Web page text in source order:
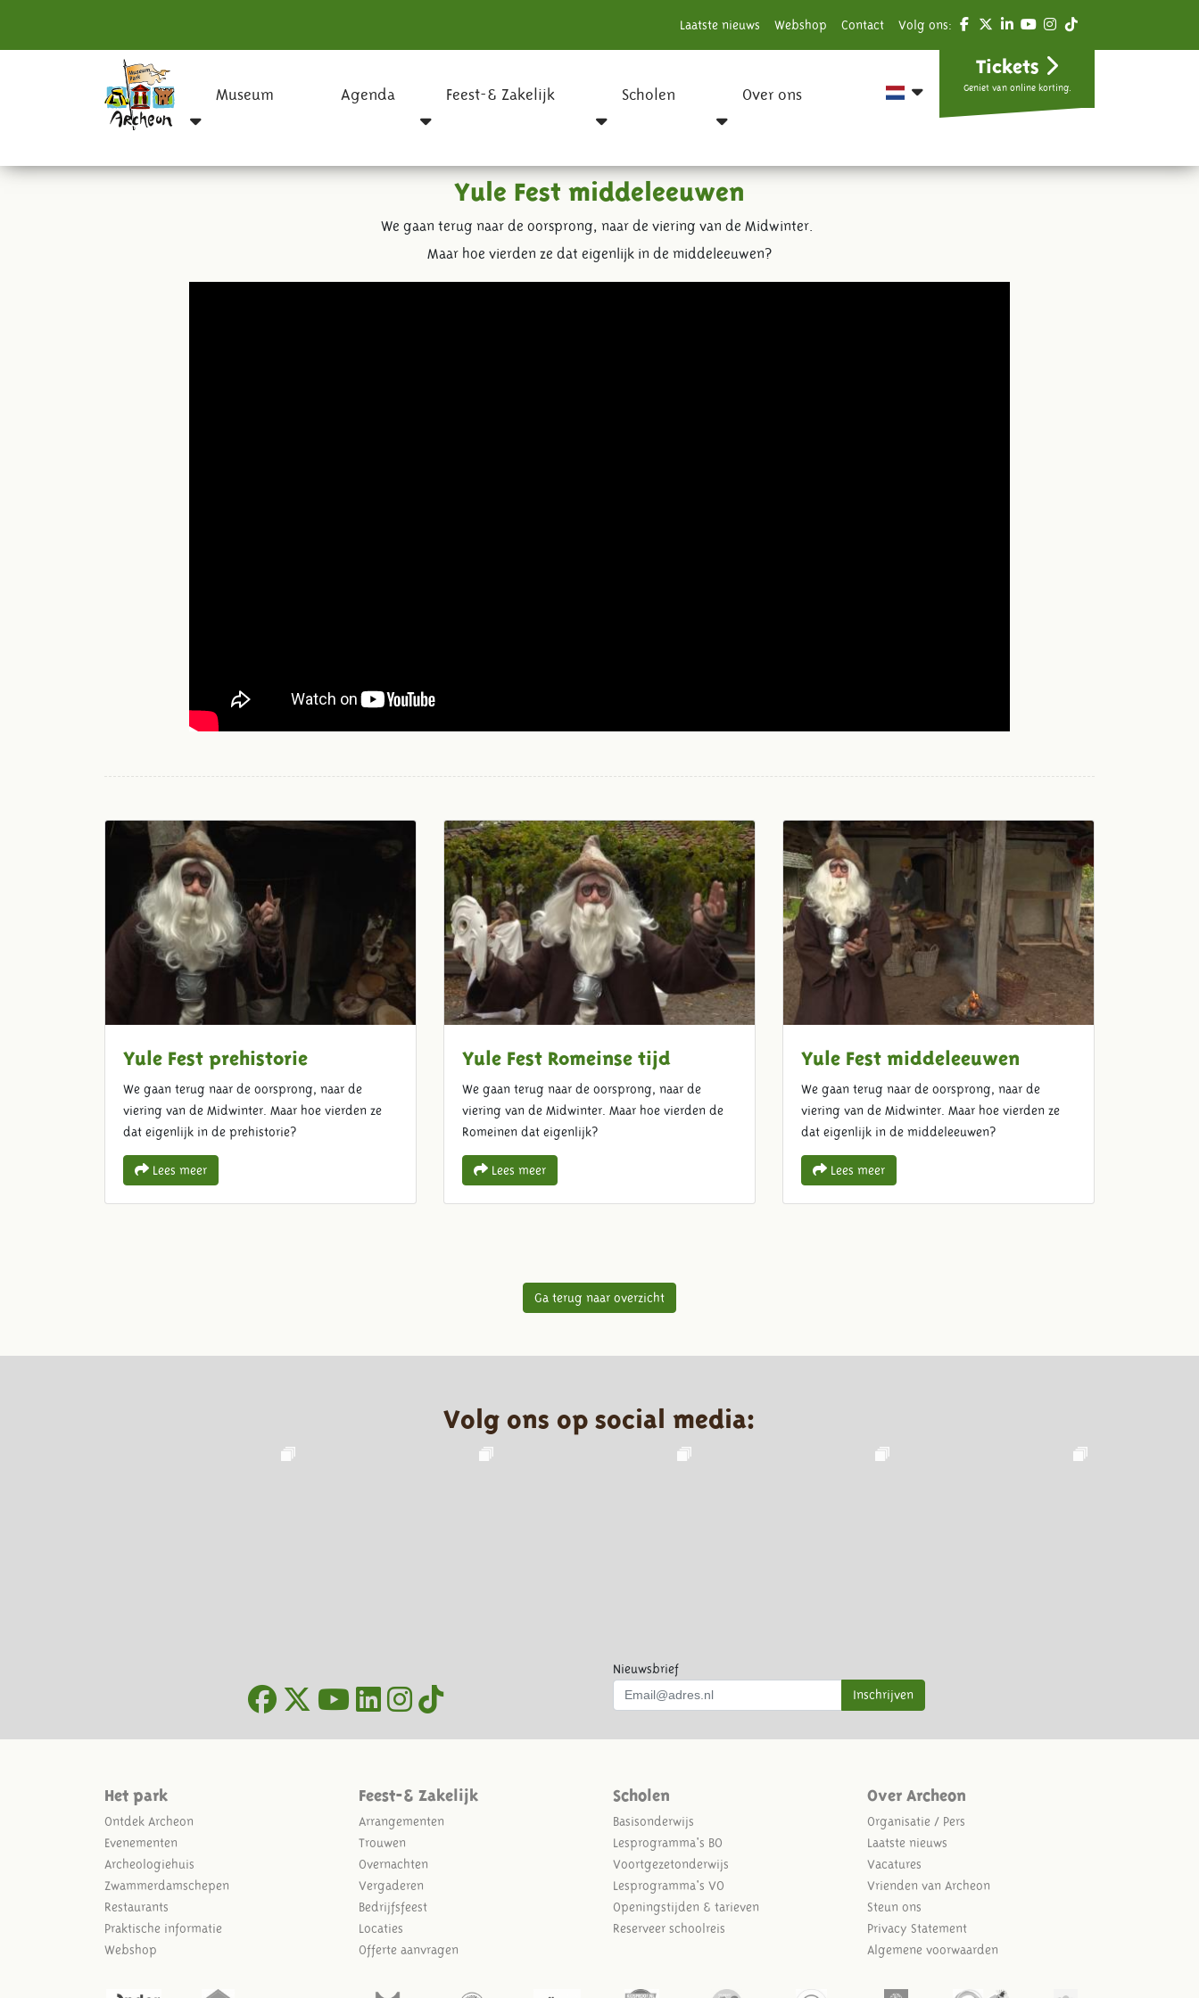
Laatste nieuws Webshop Contact Volg ons:
Museum Agenda Feest-& Zakelijk Scholen Over ons
Tickets
Geniet van online korting.
Yule Fest middeleeuwen
We gaan terug naar de oorsprong, naar de viering van de Midwinter.
Maar hoe vierden ze dat eigenlijk in de middeleeuwen?
Yule Fest prehistorie
We gaan terug naar de oorsprong, naar de
viering van de Midwinter. Maar hoe vierden ze
dat eigenlijk in de prehistorie?
Lees meer
Yule Fest Romeinse tijd
We gaan terug naar de oorsprong, naar de
viering van de Midwinter. Maar hoe vierden de
Romeinen dat eigenlijk?
Lees meer
Yule Fest middeleeuwen
We gaan terug naar de oorsprong, naar de
viering van de Midwinter. Maar hoe vierden ze
dat eigenlijk in de middeleeuwen?
Lees meer
Ga terug naar overzicht
Volg ons op social media:
Nieuwsbrief
Inschrijven
Het park
Ontdek Archeon
Evenementen
Archeologiehuis
Zwammerdamschepen
Restaurants
Praktische informatie
Webshop
Feest-& Zakelijk
Arrangementen
Trouwen
Overnachten
Vergaderen
Bedrijfsfeest
Locaties
Offerte aanvragen
Scholen
Basisonderwijs
Lesprogramma's BO
Voortgezetonderwijs
Lesprogramma's VO
Openingstijden & tarieven
Reserveer schoolreis
Over Archeon
Organisatie / Pers
Laatste nieuws
Vacatures
Vrienden van Archeon
Steun ons
Privacy Statement
Algemene voorwaarden